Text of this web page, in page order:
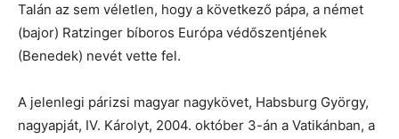
Talán az sem véletlen, hogy a következő pápa, a német
(bajor) Ratzinger bíboros Európa védőszentjének
(Benedek) nevét vette fel.
A jelenlegi párizsi magyar nagykövet, Habsburg György,
nagyapját, IV. Károlyt, 2004. október 3-án a Vatikánban, a